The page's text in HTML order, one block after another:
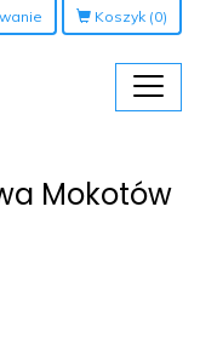
Koszyk (0)
Mokotów